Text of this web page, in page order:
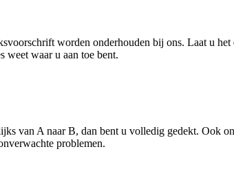
worden onderhouden bij ons. Laat u
weet waar u aan toe bent.
van A naar B, dan bent u volledig gedekt. Ook
problemen.